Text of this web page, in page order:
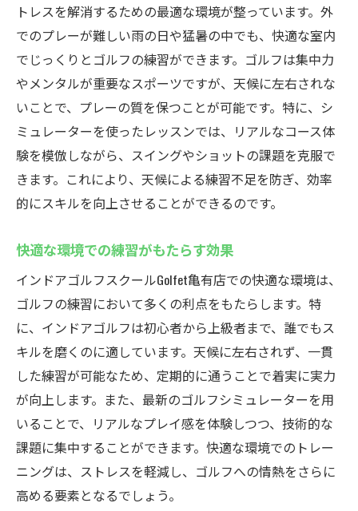
トレスを解消するための最適な環境が整っています。外
でのプレーが難しい雨の日や猛暑の中でも、快適な室内
でじっくりとゴルフの練習ができます。ゴルフは集中力
やメンタルが重要なスポーツですが、天候に左右されな
いことで、プレーの質を保つことが可能です。特に、シ
ミュレーターを使ったレッスンでは、リアルなコース体
験を模倣しながら、スイングやショットの課題を克服で
きます。これにより、天候による練習不足を防ぎ、効率
的にスキルを向上させることができるのです。
快適な環境での練習がもたらす効果
インドアゴルフスクールGolfet亀有店での快適な環境は、
ゴルフの練習において多くの利点をもたらします。特
に、インドアゴルフは初心者から上級者まで、誰でもス
キルを磨くのに適しています。天候に左右されず、一貫
した練習が可能なため、定期的に通うことで着実に実力
が向上します。また、最新のゴルフシミュレーターを用
いることで、リアルなプレイ感を体験しつつ、技術的な
課題に集中することができます。快適な環境でのトレー
ニングは、ストレスを軽減し、ゴルフへの情熱をさらに
高める要素となるでしょう。